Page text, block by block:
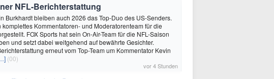
NFL-Berichterstattung
Burkhardt bleiben auch 2026 das Top-Duo des US-Senders.
komplettes Kommentatoren- und Moderatorenteam für die
FOX Sports hat sein On-Air-Team für die NFL-Saison
und setzt dabei weitgehend auf bewährte Gesichter.
erneut vom Top-Team um Kommentator Kevin
(00)
vor 4 Stunden